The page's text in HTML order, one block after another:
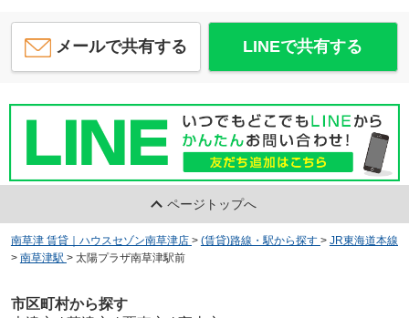
メールで共有する LINEで共有する
ページトップへ
南草津 賃貸｜ハウスセゾン南草津店 > (賃貸)路線・駅から探す > JR東海道本線
> 南草津駅 > 太陽プラザ南草津駅前
市区町村から探す